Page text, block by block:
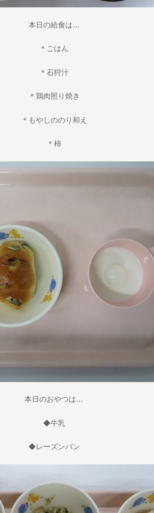
本日の給食は…
＊ごはん
＊石狩汁
＊鶏肉照り焼き
＊もやしののり和え
＊柿
本日のおやつは…
◆牛乳
◆レーズンパン